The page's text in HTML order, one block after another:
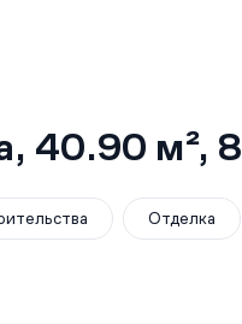
40.90 м², 8
Отделка